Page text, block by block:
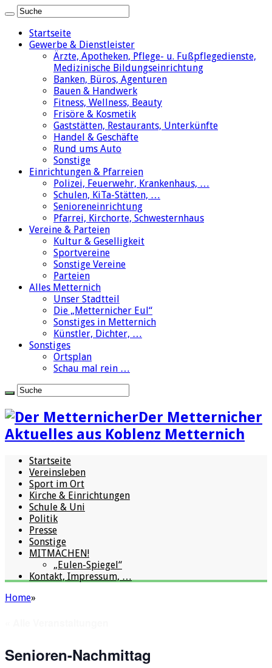
Startseite
Gewerbe & Dienstleister
Ärzte, Apotheken, Pflege- u. Fußpflegedienste,
Medizinische Bildungseinrichtung
Banken, Büros, Agenturen
Bauen & Handwerk
Fitness, Wellness, Beauty
Frisöre & Kosmetik
Gaststätten, Restaurants, Unterkünfte
Handel & Geschäfte
Rund ums Auto
Sonstige
Einrichtungen & Pfarreien
Polizei, Feuerwehr, Krankenhaus, …
Schulen, KiTa-Stätten, …
Senioreneinrichtung
Pfarrei, Kirchorte, Schwesternhaus
Vereine & Parteien
Kultur & Geselligkeit
Sportvereine
Sonstige Vereine
Parteien
Alles Metternich
Unser Stadtteil
Die „Metternicher Eul“
Sonstiges in Metternich
Künstler, Dichter, …
Sonstiges
Ortsplan
Schau mal rein …
Der Metternicher
Aktuelles aus Koblenz Metternich
Startseite
Vereinsleben
Sport im Ort
Kirche & Einrichtungen
Schule & Uni
Politik
Presse
Sonstige
MITMACHEN!
„Eulen-Spiegel“
Kontakt, Impressum, …
Home»
Senioren-Nachmittag